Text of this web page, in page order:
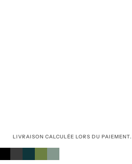
LIVRAISON CALCULÉE LORS DU PAIEMENT.